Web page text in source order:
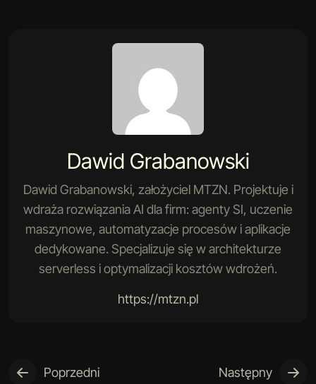
Dawid Grabanowski
Dawid Grabanowski, założyciel MTZN. Projektuje i
wdraża rozwiązania AI dla firm: agenty SI, uczenie
maszynowe, automatyzacje procesów i aplikacje
dedykowane. Specjalizuje się w architekturze
serverless i optymalizacji kosztów wdrożeń.
https://mtzn.pl
Poprzedni Następny